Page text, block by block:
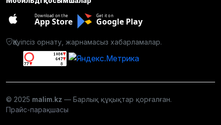
Download on the
App Store
Get it on
Google Play
Қауіпсіз орнату, жарнамасыз хабарламалар.
© 2025 malim.kz — Барлық құқықтар қорғалған.
Прайс-парақшасы